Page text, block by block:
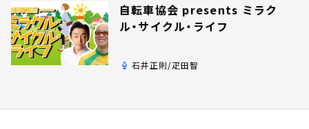
自転車協会 presents ミラク
ル・サイクル・ライフ
石井正則/疋田智